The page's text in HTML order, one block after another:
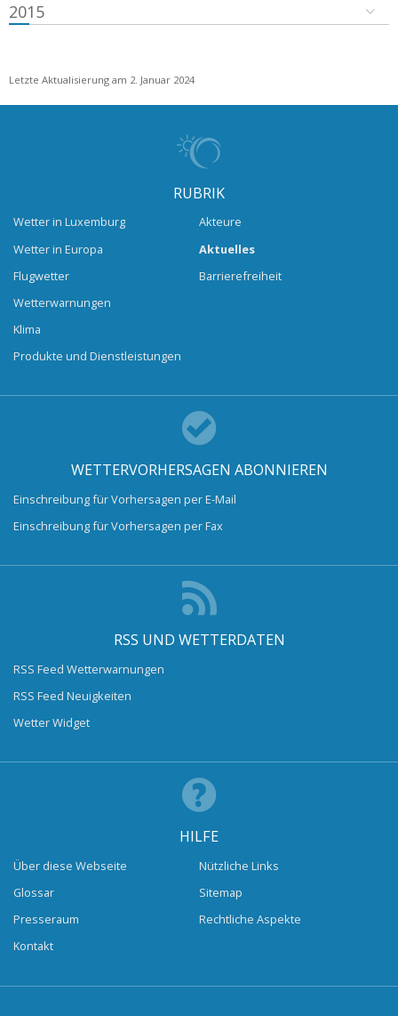
2015
Letzte Aktualisierung am 2. Januar 2024
RUBRIK
Wetter in Luxemburg
Wetter in Europa
Flugwetter
Wetterwarnungen
Klima
Produkte und Dienstleistungen
Akteure
Aktuelles
Barrierefreiheit
WETTERVORHERSAGEN ABONNIEREN
Einschreibung für Vorhersagen per E-Mail
Einschreibung für Vorhersagen per Fax
RSS UND WETTERDATEN
RSS Feed Wetterwarnungen
RSS Feed Neuigkeiten
Wetter Widget
HILFE
Über diese Webseite
Glossar
Presseraum
Kontakt
Nützliche Links
Sitemap
Rechtliche Aspekte